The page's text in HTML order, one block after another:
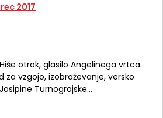
2017
otrok, glasilo Angelinega vrtca.
za vzgojo, izobraževanje, versko
Turnograjske…